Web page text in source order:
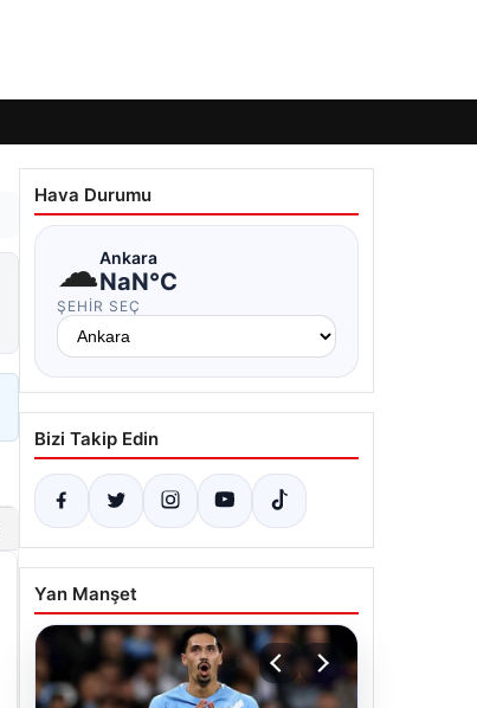
Hava Durumu
☁Ankara
NaN°C
ŞEHIR SEÇ
Bizi Takip Edin
Yan Manşet